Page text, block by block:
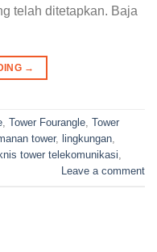
telah ditetapkan. Baja
→
Tower Fourangle Tower
tower, lingkungan
tower telekomunikasi
Leave a comment